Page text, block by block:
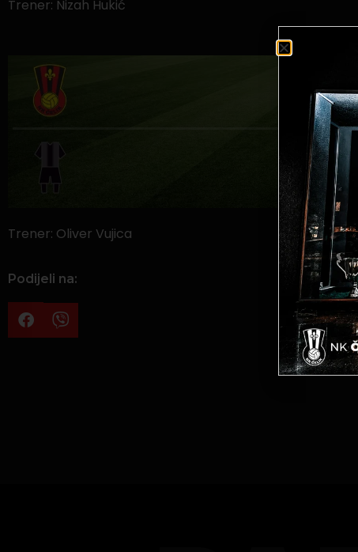
Trener: Nizah Hukić
Trener: Oliver Vujica
Podijeli na: